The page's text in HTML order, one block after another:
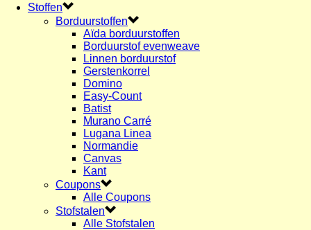
Stoffen
Borduurstoffen
Aïda borduurstoffen
Borduurstof evenweave
Linnen borduurstof
Gerstenkorrel
Domino
Easy-Count
Batist
Murano Carré
Lugana Linea
Normandie
Canvas
Kant
Coupons
Alle Coupons
Stofstalen
Alle Stofstalen